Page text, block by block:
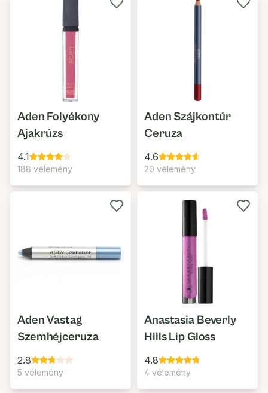
Aden Folyékony
Ajakrúzs
4.1
188 vélemény
Aden Szájkontúr
Ceruza
4.6
20 vélemény
Aden Vastag
Szemhéjceruza
2.8
5 vélemény
Anastasia Beverly
Hills Lip Gloss
4.8
4 vélemény